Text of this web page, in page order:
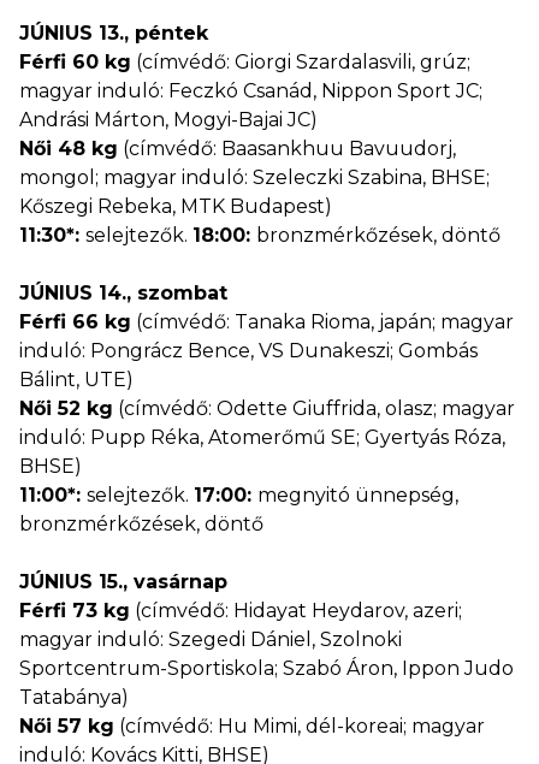
JÚNIUS 13., péntek
Férfi 60 kg (címvédő: Giorgi Szardalasvili, grúz;
magyar induló: Feczkó Csanád, Nippon Sport JC;
Andrási Márton, Mogyi-Bajai JC)
Női 48 kg (címvédő: Baasankhuu Bavuudorj,
mongol; magyar induló: Szeleczki Szabina, BHSE;
Kőszegi Rebeka, MTK Budapest)
11:30*: selejtezők. 18:00: bronzmérkőzések, döntő
JÚNIUS 14., szombat
Férfi 66 kg (címvédő: Tanaka Rioma, japán; magyar
induló: Pongrácz Bence, VS Dunakeszi; Gombás
Bálint, UTE)
Női 52 kg (címvédő: Odette Giuffrida, olasz; magyar
induló: Pupp Réka, Atomerőmű SE; Gyertyás Róza,
BHSE)
11:00*: selejtezők. 17:00: megnyitó ünnepség,
bronzmérkőzések, döntő
JÚNIUS 15., vasárnap
Férfi 73 kg (címvédő: Hidayat Heydarov, azeri;
magyar induló: Szegedi Dániel, Szolnoki
Sportcentrum-Sportiskola; Szabó Áron, Ippon Judo
Tatabánya)
Női 57 kg (címvédő: Hu Mimi, dél-koreai; magyar
induló: Kovács Kitti, BHSE)